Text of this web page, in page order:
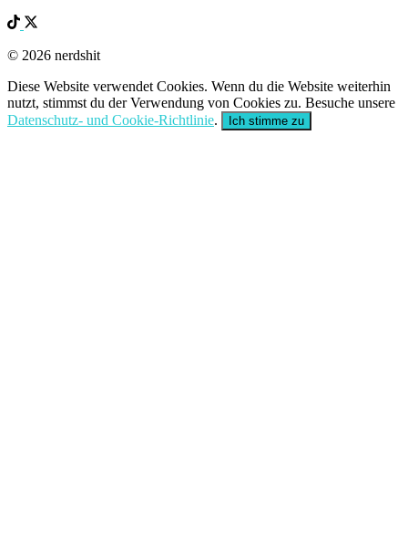
© 2026 nerdshit
Diese Website verwendet Cookies. Wenn du die Website weiterhin
nutzt, stimmst du der Verwendung von Cookies zu. Besuche unsere
Datenschutz- und Cookie-Richtlinie. Ich stimme zu